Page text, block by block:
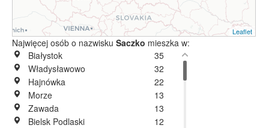
Leaflet
Najwięcej osób o nazwisku Saczko mieszka w:
Białystok
35
Władysławowo
32
Hajnówka
22
Morze
13
Zawada
13
Bielsk Podlaski
12